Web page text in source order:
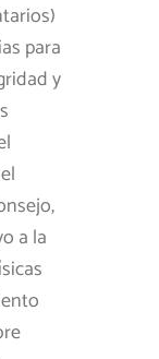
para
y
a la